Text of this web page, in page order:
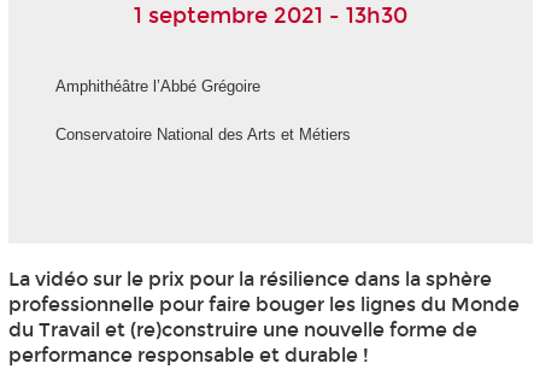
1 septembre 2021 - 13h30
Amphithéâtre l’Abbé Grégoire
Conservatoire National des Arts et Métiers
La vidéo sur le prix pour la résilience dans la sphère
professionnelle pour faire bouger les lignes du Monde
du Travail et (re)construire une nouvelle forme de
performance responsable et durable !